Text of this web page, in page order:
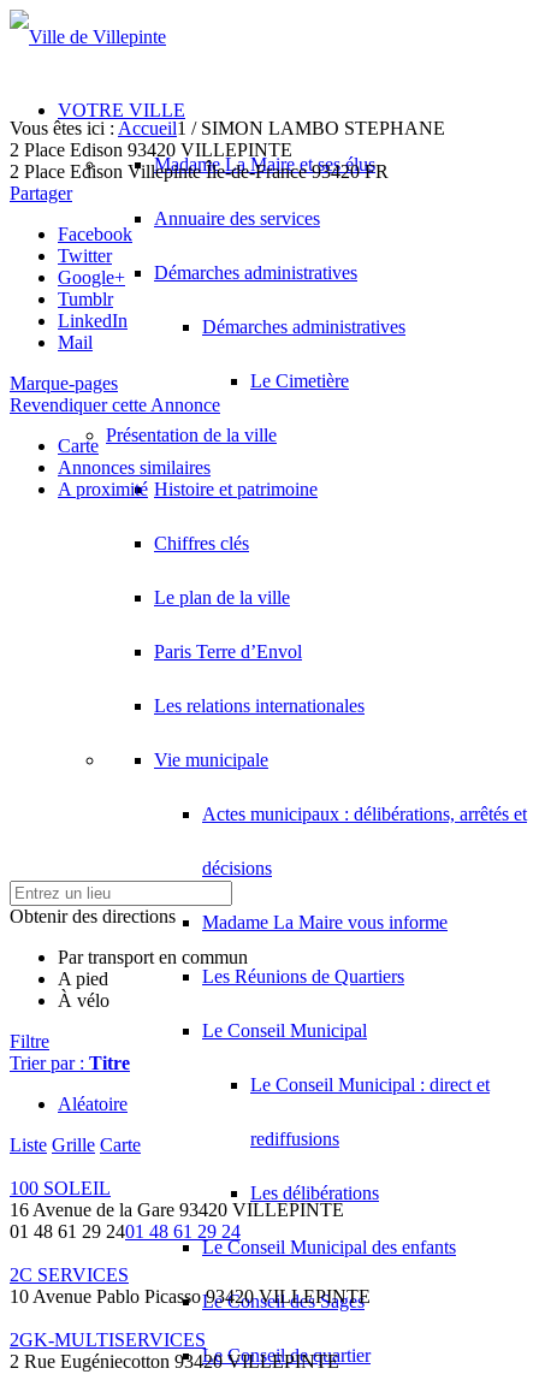
VOTRE VILLE
Madame La Maire et ses élus
Annuaire des services
Démarches administratives
Démarches administratives
Le Cimetière
Présentation de la ville
Histoire et patrimoine
Chiffres clés
Le plan de la ville
Paris Terre d’Envol
Les relations internationales
Vie municipale
Actes municipaux : délibérations, arrêtés et
décisions
Madame La Maire vous informe
Les Réunions de Quartiers
Le Conseil Municipal
Le Conseil Municipal : direct et
rediffusions
Les délibérations
Le Conseil Municipal des enfants
Le Conseil des Sages
Le Conseil de quartier
Vous êtes ici : Accueil1 / SIMON LAMBO STEPHANE
2 Place Edison 93420 VILLEPINTE
2 Place Edison Villepinte Île-de-France 93420 FR
Partager
Facebook
Twitter
Google+
Tumblr
LinkedIn
Mail
Marque-pages
Revendiquer cette Annonce
Carte
Annonces similaires
A proximité
Obtenir des directions
Par transport en commun
A pied
À vélo
Filtre
Trier par : Titre
Aléatoire
Liste Grille Carte
100 SOLEIL
16 Avenue de la Gare 93420 VILLEPINTE
01 48 61 29 2401 48 61 29 24
2C SERVICES
10 Avenue Pablo Picasso 93420 VILLEPINTE
2GK-MULTISERVICES
2 Rue Eugéniecotton 93420 VILLEPINTE